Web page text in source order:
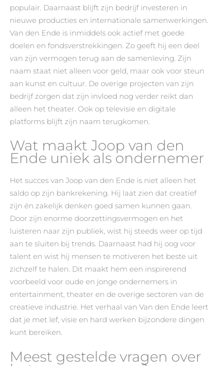
populair. Daarnaast blijft zijn bedrijf investeren in
nieuwe producties en internationale samenwerkingen.
Van den Ende is inmiddels ook actief met goede
doelen en fondsverstrekkingen. Zo geeft hij een deel
van zijn vermogen terug aan de samenleving. Zijn
naam staat niet alleen voor geld, maar ook voor steun
aan kunst en cultuur. De overige projecten van zijn
bedrijf zorgen dat zijn invloed nog verder reikt dan
alleen het theater. Ook op televisie en digitale
platforms blijft zijn naam terugkomen.
Wat maakt Joop van den
Ende uniek als ondernemer
Het succes van Joop van den Ende is niet alleen het
saldo op zijn bankrekening. Hij laat zien dat creatief
zijn én zakelijk denken goed samen kunnen gaan.
Door zijn enorme doorzettingsvermogen en het
luisteren naar zijn publiek, wist hij steeds weer op tijd
aan te sluiten bij trends. Daarnaast had hij oog voor
talent en wist hij mensen te motiveren het beste uit
zichzelf te halen. Dit maakt hem een inspirerend
voorbeeld voor oude en jonge ondernemers in
entertainment, theater en de overige sectoren van de
creatieve industrie. Het verhaal van Van den Ende leert
dat je met lef, visie en hard werken bijzondere dingen
kunt bereiken.
Meest gestelde vragen over